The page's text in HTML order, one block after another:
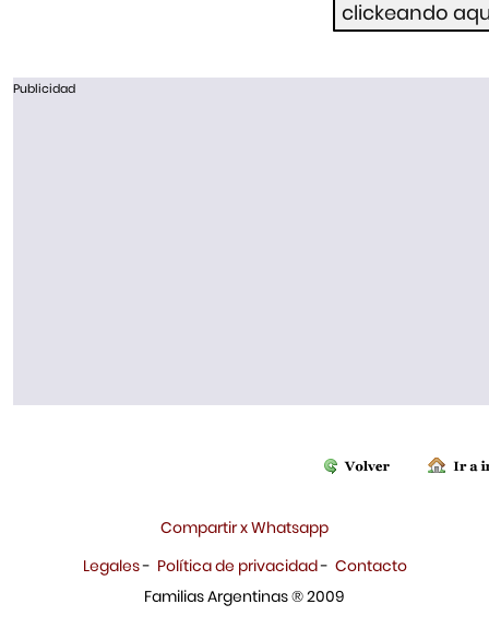
Publicidad
Compartir x Whatsapp
Legales- Política de privacidad- Contacto
Familias Argentinas ® 2009